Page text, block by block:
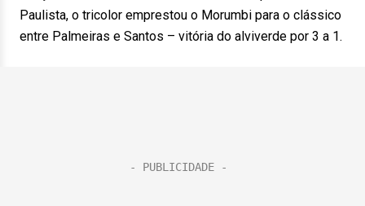
Paulista, o tricolor emprestou o Morumbi para o clássico
entre Palmeiras e Santos – vitória do alviverde por 3 a 1.